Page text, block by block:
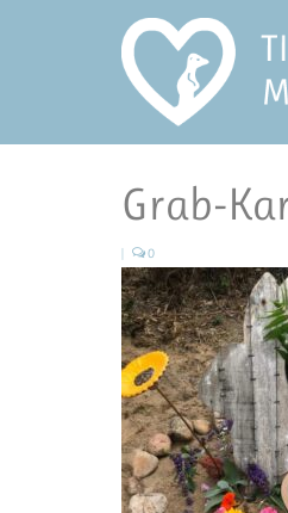
Grab-
0